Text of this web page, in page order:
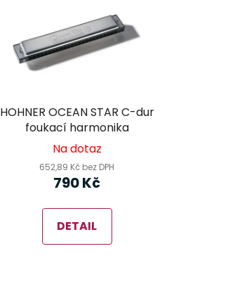
HOHNER OCEAN STAR C-dur
foukací harmonika
Na dotaz
652,89 Kč bez DPH
790 Kč
DETAIL